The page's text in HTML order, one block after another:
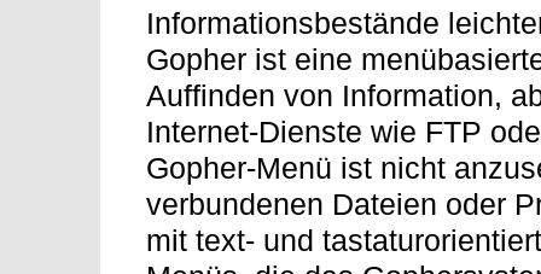
Informationsbestände
Gopher ist eine
Auffinden von Information,
Internet-Dienste wie FTP
Gopher-Menü ist nicht
verbundenen Dateien oder
mit text- und